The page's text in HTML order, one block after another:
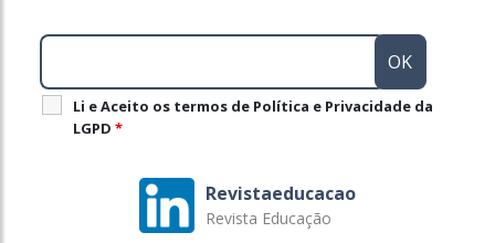
Li e Aceito os termos de Política e Privacidade da
LGPD *
Revistaeducacao
Revista Educação